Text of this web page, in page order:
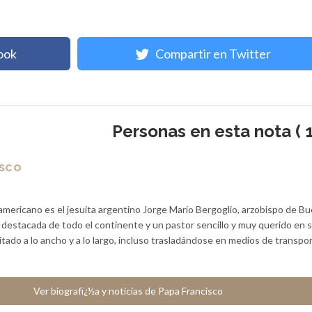
Compartir en Twitter
Personas en esta nota (
es el jesuita argentino Jorge Mario Bergoglio, arzobispo de
de todo el continente y un pastor sencillo y muy querido en
a lo ancho y a lo largo, incluso trasladándose en medios de
Ver biografï¿½a y noticias de Papa Francisco